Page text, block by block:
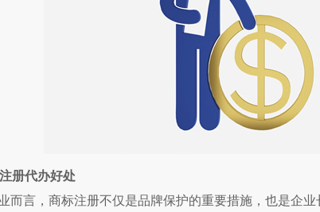
册代办好处
而言，商标注册不仅是品牌保护的重要措施，也是企